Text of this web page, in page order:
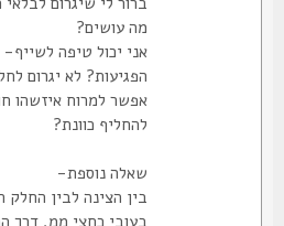
מה עושים?
אני יכול טיפה לשייף- לא
הפגיעות? לא יגרום לחלודה?
אפשר למרוח איזשהו חומר?
להחליף כוונת?
שאלה נוספת-
בין הצינה לבין החלק
בעובי כחצי ממ. דרך